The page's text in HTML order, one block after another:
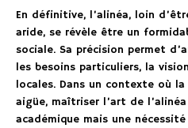
En définitive, l’alinéa, loin
aride, se révèle être un
sociale. Sa précision permet
les besoins particuliers, la
locales. Dans un contexte où
aigüe, maîtriser l’art de
académique mais une